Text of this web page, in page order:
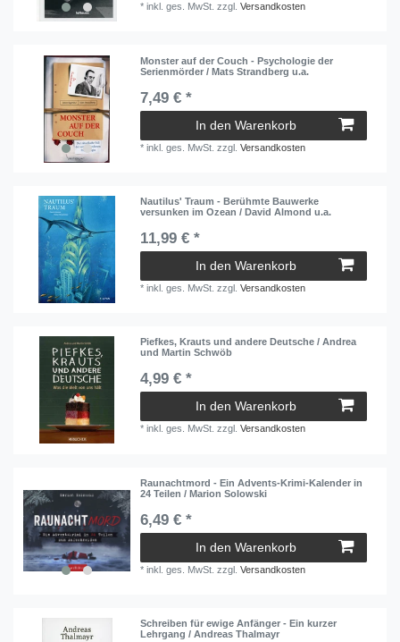
*inkl. ges. MwSt. zzgl.Versandkosten
Monster auf der Couch - Psychologie der
Serienmörder / Mats Strandberg u.a.
7,49 € *
In den Warenkorb
*inkl. ges. MwSt. zzgl.Versandkosten
Nautilus' Traum - Berühmte Bauwerke
versunken im Ozean / David Almond u.a.
11,99 € *
In den Warenkorb
*inkl. ges. MwSt. zzgl.Versandkosten
Piefkes, Krauts und andere Deutsche / Andrea
und Martin Schwöb
4,99 € *
In den Warenkorb
*inkl. ges. MwSt. zzgl.Versandkosten
Raunachtmord - Ein Advents-Krimi-Kalender in
24 Teilen / Marion Solowski
6,49 € *
In den Warenkorb
*inkl. ges. MwSt. zzgl.Versandkosten
Schreiben für ewige Anfänger - Ein kurzer
Lehrgang / Andreas Thalmayr